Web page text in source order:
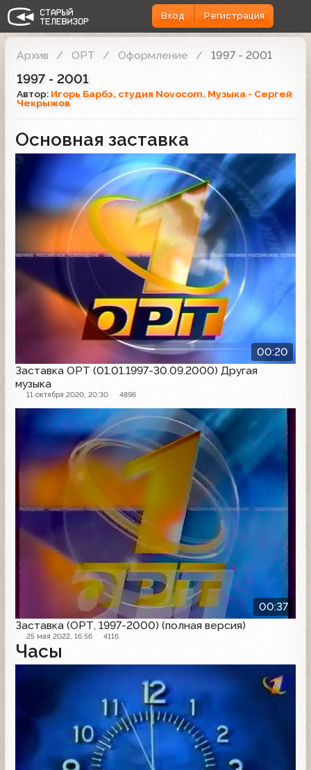
Вход Регистрация
Архив ОРТ Оформление 1997 - 2001
1997 - 2001
Автор: Игорь Барбэ, студия Novocom. Музыка - Сергей
Чекрыжов
Основная заставка
00:20
Заставка ОРТ (01.01.1997-30.09.2000) Другая
музыка
11 октября 2020, 20:30 4896
00:37
Заставка (ОРТ, 1997-2000) (полная версия)
25 мая 2022, 16:56 4116
Часы